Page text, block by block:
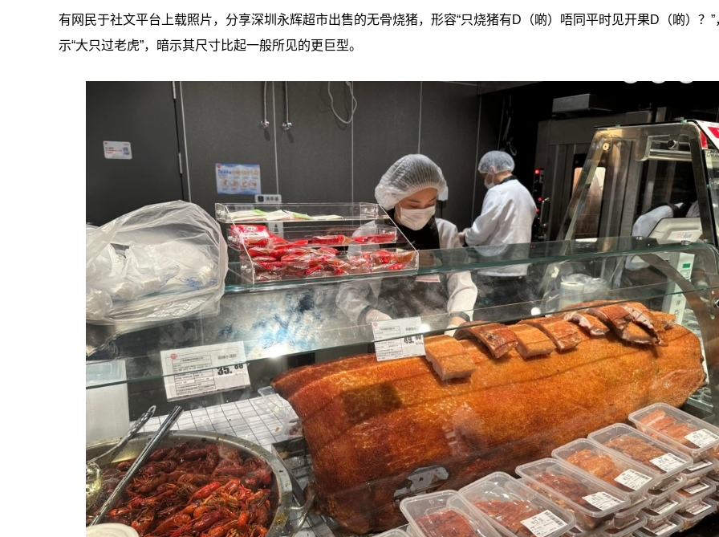
有网民于社文平台上载照片，分享深圳永辉超市出售的无骨烧猪，形容“只烧猪有D（啲）唔同平时见开果D（啲）？”
示“大只过老虎”，暗示其尺寸比起一般所见的更巨型。